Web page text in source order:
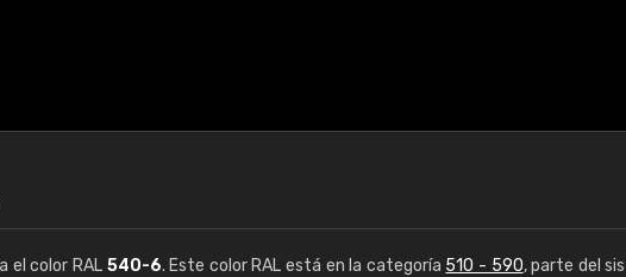
el color RAL 540-6. Este color RAL está en la categoría 510 - 590, parte del